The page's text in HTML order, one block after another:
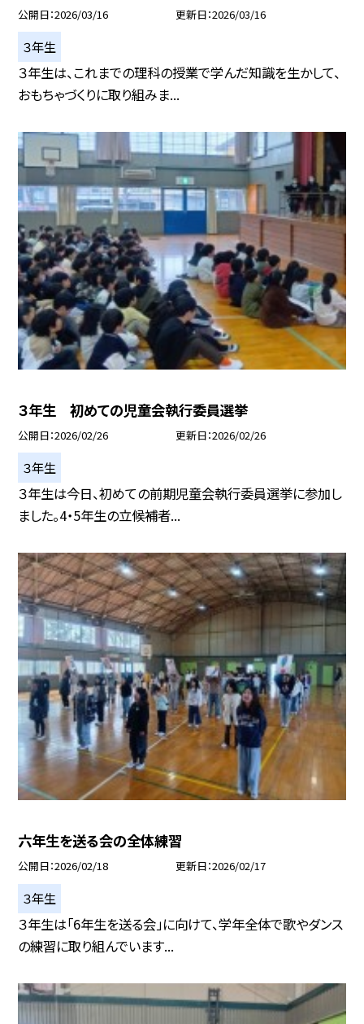
公開日 2026/03/16 更新日 2026/03/16
３年生
３年生は、これまでの理科の授業で学んだ知識を生かして、
おもちゃづくりに取り組みま...
３年生 初めての児童会執行委員選挙
公開日 2026/02/26 更新日 2026/02/26
３年生
３年生は今日、初めての前期児童会執行委員選挙に参加し
ました。4・5年生の立候補者...
六年生を送る会の全体練習
公開日 2026/02/18 更新日 2026/02/17
３年生
３年生は「6年生を送る会」に向けて、学年全体で歌やダンス
の練習に取り組んでいます...